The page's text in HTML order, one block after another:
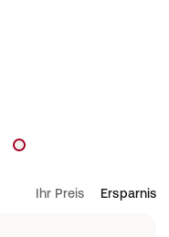
Ihr Preis Ersparnis